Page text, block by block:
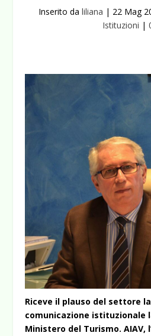
Inserito da liliana | 22 Mag
Istituzioni |
Riceve il plauso del settore
comunicazione istituzionale
Ministero del Turismo. AIAV,